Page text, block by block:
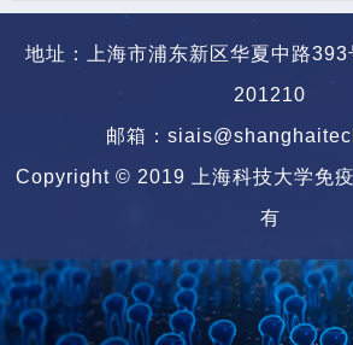
地址：上海市浦东新区华夏中路393
201210
邮箱：
Copyright © 2019 上海科技大学免
有